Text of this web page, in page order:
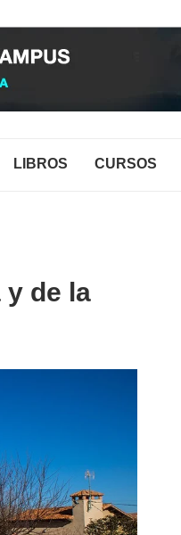
LIBROS CURSOS
y de la